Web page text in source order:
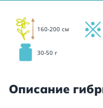
160-200 см
30-50 г
Описание